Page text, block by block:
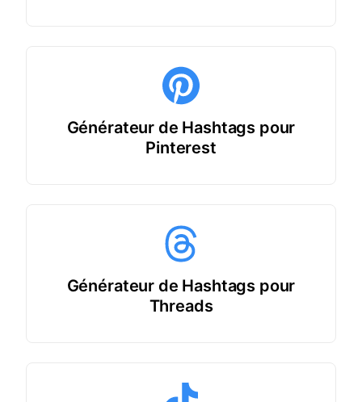
Générateur de Hashtags pour
Pinterest
Générateur de Hashtags pour
Threads